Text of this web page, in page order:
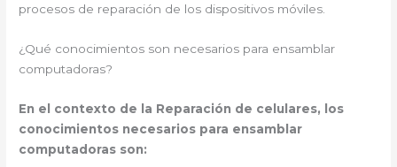
procesos de reparación de los dispositivos móviles.
¿Qué conocimientos son necesarios para ensamblar
computadoras?
En el contexto de la Reparación de celulares, los
conocimientos necesarios para ensamblar
computadoras son: